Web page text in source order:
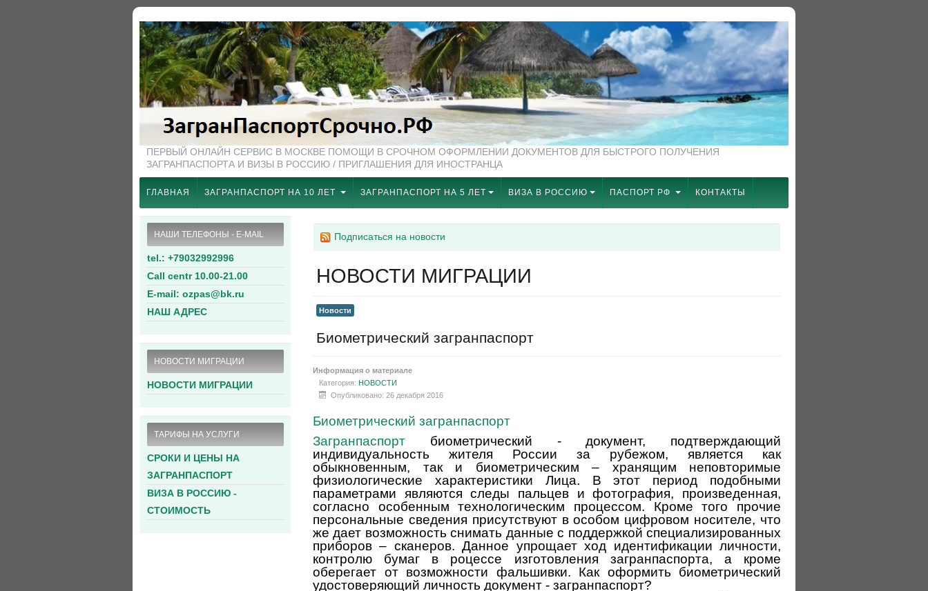
ПЕРВЫЙ ОНЛАЙН СЕРВИС В МОСКВЕ ПОМОЩИ В СРОЧНОМ ОФОРМЛЕНИИ ДОКУМЕНТОВ ДЛЯ БЫСТРОГО ПОЛУЧЕНИЯ
ЗАГРАНПАСПОРТА И ВИЗЫ В РОССИЮ / ПРИГЛАШЕНИЯ ДЛЯ ИНОСТРАНЦА
ГЛАВНАЯ ЗАГРАНПАСПОРТ НА 10 ЛЕТ ЗАГРАНПАСПОРТ НА 5 ЛЕТ ВИЗА В РОССИЮ ПАСПОРТ РФ КОНТАКТЫ
НАШИ ТЕЛЕФОНЫ - E-MAIL
tel.: +79032992996
Call centr 10.00-21.00
E-mail: ozpas@bk.ru
НАШ АДРЕС
НОВОСТИ МИГРАЦИИ
НОВОСТИ МИГРАЦИИ
ТАРИФЫ НА УСЛУГИ
СРОКИ И ЦЕНЫ НА
ЗАГРАНПАСПОРТ
ВИЗА В РОССИЮ -
СТОИМОСТЬ
Подписаться на новости
НОВОСТИ МИГРАЦИИ
Новости
Биометрический загранпаспорт
Информация о материале
Категория: НОВОСТИ
Опубликовано: 26 декабря 2016
Биометрический загранпаспорт
Загранпаспорт биометрический - документ, подтверждающий
индивидуальность жителя России за рубежом, является как
обыкновенным, так и биометрическим – хранящим неповторимые
физиологические характеристики Лица. В этот период подобными
параметрами являются следы пальцев и фотография, произведенная,
согласно особенным технологическим процессом. Кроме того прочие
персональные сведения присутствуют в особом цифровом носителе, что
же дает возможность снимать данные с поддержкой специализированных
приборов – сканеров. Данное упрощает ход идентификации личности,
контролю бумаг в роцессе изготовления загранпаспорта, а кроме
оберегает от возможности фальшивки. Как оформить биометрический
удостоверяющий личность документ - загранпаспорт?